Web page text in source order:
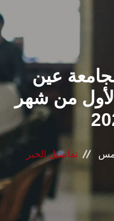
القطاعـات
الشئون الأكاديمية
البحث العلمي
المراكز والوحدات
الأنظمة الذكية
لجامعة عين
من شهر
تفاصيل الخبر